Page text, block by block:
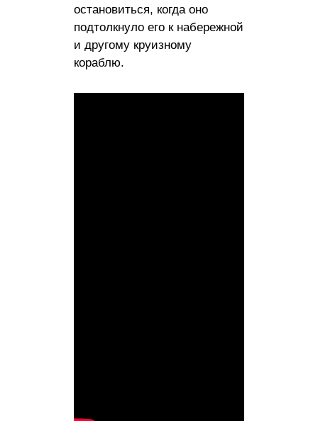
остановиться, когда оно
подтолкнуло его к набережной
и другому круизному
кораблю.